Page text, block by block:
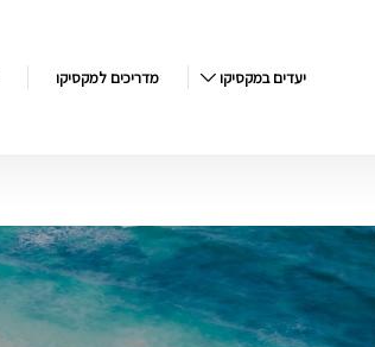
יעדים במקסיקו מדריכים למקסיקו